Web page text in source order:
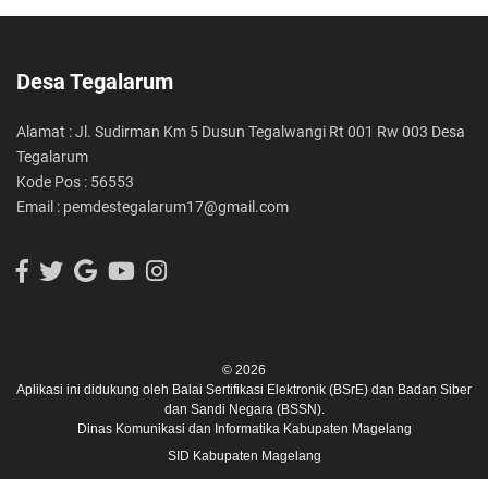
Desa Tegalarum
Alamat : Jl. Sudirman Km 5 Dusun Tegalwangi Rt 001 Rw 003 Desa
Tegalarum
Kode Pos : 56553
Email : pemdestegalarum17@gmail.com
© 2026
Aplikasi ini didukung oleh Balai Sertifikasi Elektronik (BSrE) dan Badan Siber
dan Sandi Negara (BSSN).
Dinas Komunikasi dan Informatika Kabupaten Magelang
SID Kabupaten Magelang